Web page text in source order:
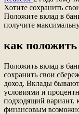
Хотите сохранить
Положите вклад в
получите
как положить
Положить вклад в
сохранить свои
доход. Вклады
условиями и
подходящий вариант,
финансовым